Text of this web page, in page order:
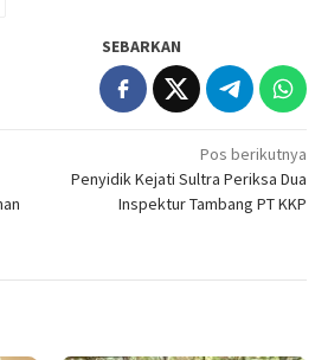
SEBARKAN
Pos berikutnya
Penyidik Kejati Sultra Periksa Dua
Inspektur Tambang PT KKP